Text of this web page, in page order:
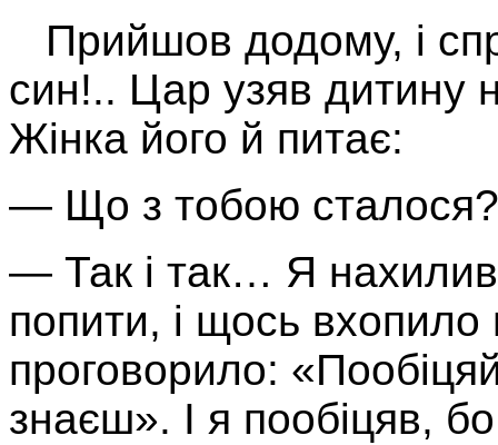
Прийшов додому, і
син!.. Цар узяв дитину
Жінка його й питає:
— Що з тобою сталося?
— Так і так… Я
попити, і щось
проговорило:
знаєш». І я пообіцяв,